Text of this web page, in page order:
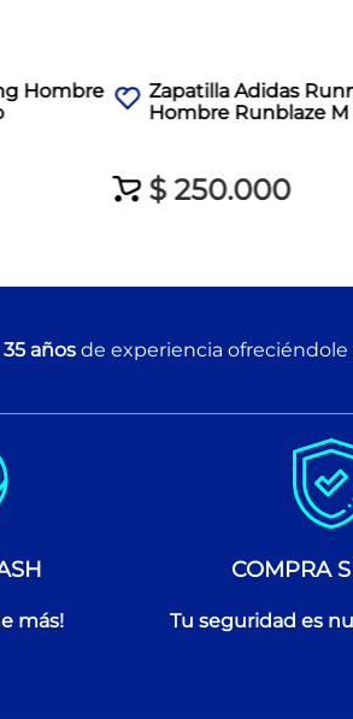
Hombre
Zapatilla Adidas
Hombre Runblaze
$ 250.000
35 años de experiencia ofreciéndole
más!
COMPRA
Tu seguridad es